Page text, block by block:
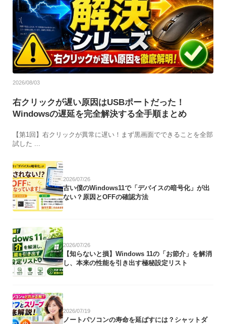
2026/08/03
右クリックが遅い原因はUSBポートだった！
Windowsの遅延を完全解決する全手順まとめ
【第1回】右クリックが異常に遅い！まず黒画面でできることを全部
試した ...
2026/07/26
古い僕のWindows11で「デバイスの暗号化」が出
ない？原因とOFFの確認方法
2026/07/26
【知らないと損】Windows 11の「お節介」を解消
し、本来の性能を引き出す極秘設定リスト
2026/07/19
ノートパソコンの寿命を延ばすには？シャットダ